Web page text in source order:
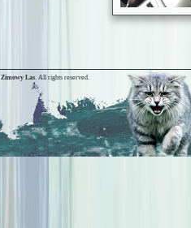
Zimowy Las. All rights reserved.